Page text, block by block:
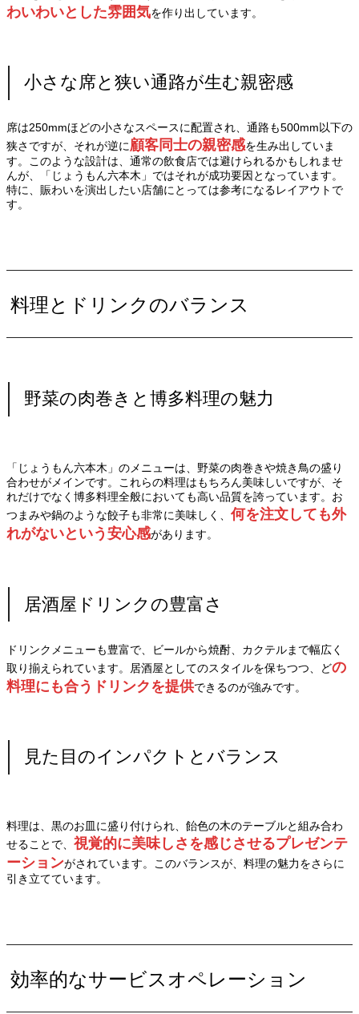
わいわいとした雰囲気を作り出しています。
小さな席と狭い通路が生む親密感
席は250mmほどの小さなスペースに配置され、通路も500mm以下の
狭さですが、それが逆に顧客同士の親密感を生み出していま
す。このような設計は、通常の飲食店では避けられるかもしれませ
んが、「じょうもん六本木」ではそれが成功要因となっています。
特に、賑わいを演出したい店舗にとっては参考になるレイアウトで
す。
料理とドリンクのバランス
野菜の肉巻きと博多料理の魅力
「じょうもん六本木」のメニューは、野菜の肉巻きや焼き鳥の盛り
合わせがメインです。これらの料理はもちろん美味しいですが、そ
れだけでなく博多料理全般においても高い品質を誇っています。お
つまみや鍋のような餃子も非常に美味しく、 何を注文しても外
れがないという安心感があります。
居酒屋ドリンクの豊富さ
ドリンクメニューも豊富で、ビールから焼酎、カクテルまで幅広く
取り揃えられています。居酒屋としてのスタイルを保ちつつ、どの
料理にも合うドリンクを提供できるのが強みです。
見た目のインパクトとバランス
料理は、黒のお皿に盛り付けられ、飴色の木のテーブルと組み合わ
せることで、 視覚的に美味しさを感じさせるプレゼンテ
ーションがされています。このバランスが、料理の魅力をさらに
引き立てています。
効率的なサービスオペレーション